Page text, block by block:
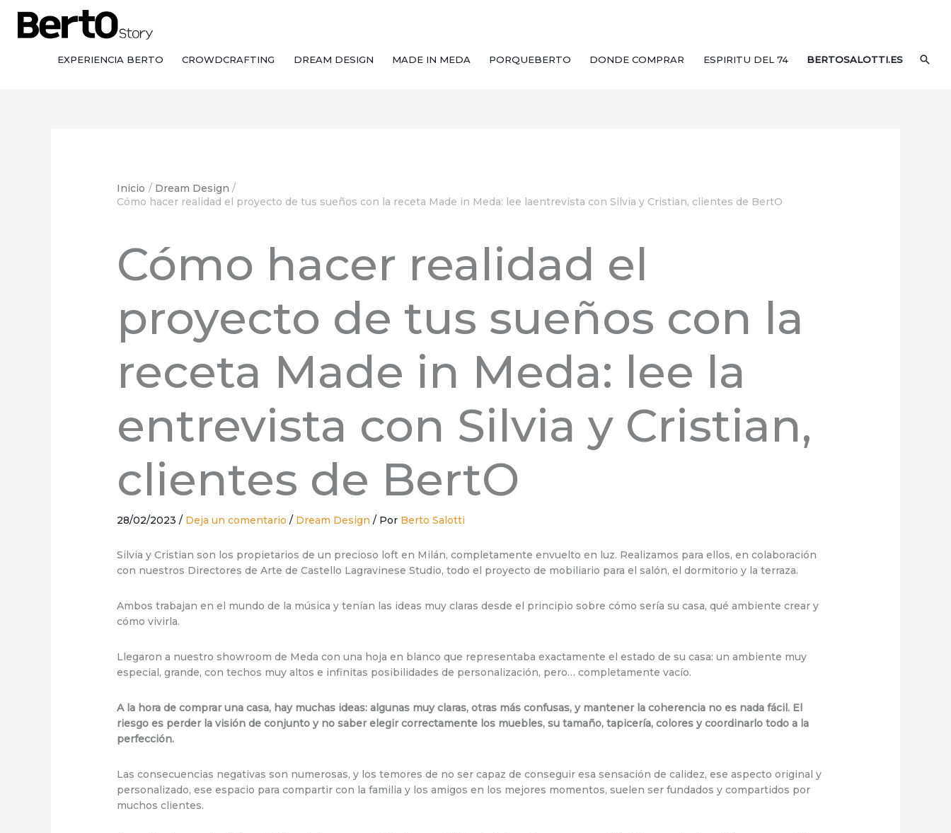
contenido
contenido
EXPERIENCIA BERTO CROWDCRAFTING DREAM DESIGN MADE IN MEDA PORQUEBERTO DONDE COMPRAR ESPIRITU DEL 74 BERTOSALOTTI.ES
Inicio
Dream Design
Cómo hacer realidad el proyecto de tus sueños con la receta Made in Meda: lee laentrevista con Silvia y Cristian, clientes de BertO
Cómo hacer realidad el
proyecto de tus sueños con la
receta Made in Meda: lee la
entrevista con Silvia y Cristian,
clientes de BertO
28/02/2023/ Deja un comentario / Dream Design / Por Berto Salotti
Silvia y Cristian son los propietarios de un precioso loft en Milán, completamente envuelto en luz. Realizamos para ellos, en colaboración
con nuestros Directores de Arte de Castello Lagravinese Studio, todo el proyecto de mobiliario para el salón, el dormitorio y la terraza.
Ambos trabajan en el mundo de la música y tenían las ideas muy claras desde el principio sobre cómo sería su casa, qué ambiente crear y
cómo vivirla.
Llegaron a nuestro showroom de Meda con una hoja en blanco que representaba exactamente el estado de su casa: un ambiente muy
especial, grande, con techos muy altos e infinitas posibilidades de personalización, pero… completamente vacío.
A la hora de comprar una casa, hay muchas ideas: algunas muy claras, otras más confusas, y mantener la coherencia no es nada fácil. El
riesgo es perder la visión de conjunto y no saber elegir correctamente los muebles, su tamaño, tapicería, colores y coordinarlo todo a la
perfección.
Las consecuencias negativas son numerosas, y los temores de no ser capaz de conseguir esa sensación de calidez, ese aspecto original y
personalizado, ese espacio para compartir con la familia y los amigos en los mejores momentos, suelen ser fundados y compartidos por
muchos clientes.